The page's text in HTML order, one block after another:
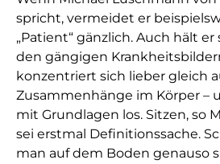
spricht, vermeidet er
„Patient“ gänzlich. Auch hält
den gängigen
konzentriert sich lieber gleich
Zusammenhänge im Körper –
mit Grundlagen los. Sitzen, so
sei erstmal Definitionssache.
man auf dem Boden genauso